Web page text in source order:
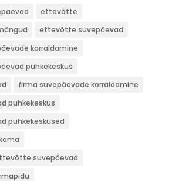
ettevõtte
ettevõtte suvepäevad
korraldamine
puhkekeskus
firma suvepäevade korraldamine
puhkekeskus
puhkekeskused
suvepäevad